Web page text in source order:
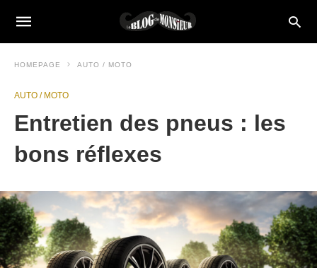
HOMEPAGE AUTO / MOTO
AUTO / MOTO
Entretien des pneus : les
bons réflexes